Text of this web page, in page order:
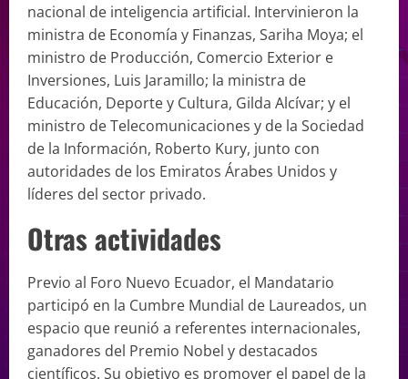
nacional de inteligencia artificial. Intervinieron la
ministra de Economía y Finanzas, Sariha Moya; el
ministro de Producción, Comercio Exterior e
Inversiones, Luis Jaramillo; la ministra de
Educación, Deporte y Cultura, Gilda Alcívar; y el
ministro de Telecomunicaciones y de la Sociedad
de la Información, Roberto Kury, junto con
autoridades de los Emiratos Árabes Unidos y
líderes del sector privado.
Otras actividades
Previo al Foro Nuevo Ecuador, el Mandatario
participó en la Cumbre Mundial de Laureados, un
espacio que reunió a referentes internacionales,
ganadores del Premio Nobel y destacados
científicos. Su objetivo es promover el papel de la